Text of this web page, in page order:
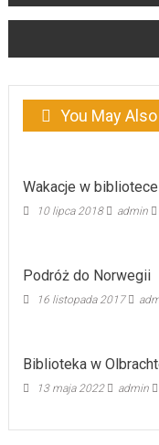
navigation
You May
Wakacje w bibliotece
10 lipca 2018 admin
Podróż do Norwegii
16 listopada 2017
Biblioteka w
13 maja 2022 admin